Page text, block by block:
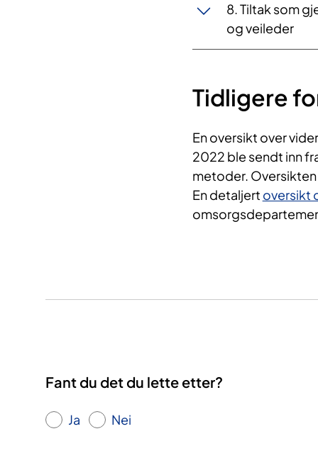
8. Tiltak som
og veileder
Tidligere
En oversikt over
2022 ble sendt inn
metoder.
En detaljert oversikt
Fant du det du lette etter?
Ja Nei